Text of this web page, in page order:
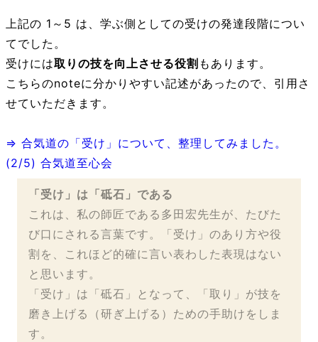
上記の 1～5 は、学ぶ側としての受けの発達段階につい
てでした。
受けには取りの技を向上させる役割 もあります。
こちらのnoteに分かりやすい記述があったので、引用さ
せていただきます。
⇒ 合気道の「受け」について、整理してみました。
(2/5) 合気道至心会
「受け」は「砥石」である
これは、私の師匠である多田宏先生が、たびた
び口にされる言葉です。「受け」のあり方や役
割を、これほど的確に言い表わした表現はない
と思います。
「受け」は「砥石」となって、「取り」が技を
磨き上げる（研ぎ上げる）ための手助けをしま
す。